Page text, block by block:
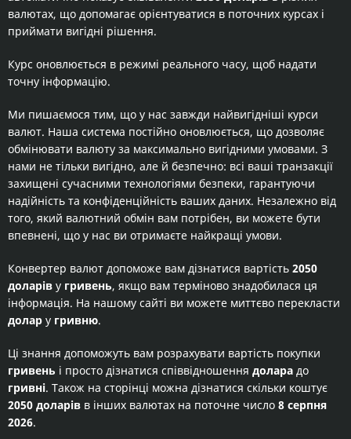
валютах, що допомагає орієнтуватися в поточних курсах і
приймати вигідні рішення.
Курс оновлюється в режимі реального часу, щоб надати
точну інформацію.
Ми пишаємося тим, що у нас завжди найвигідніші курси
валют. Наша система постійно оновлюється, що дозволяє
обмінювати валюту за максимально вигідними умовами. З
нами не тільки вигідно, але й безпечно: всі ваші транзакції
захищені сучасними технологіями безпеки, гарантуючи
надійність та конфіденційність ваших даних. Незалежно від
того, який валютний обмін вам потрібен, ви можете бути
впевнені, що у нас ви отримаєте найкращі умови.
Конвертер валют допоможе вам дізнатися вартість 2050
доларів у гривень, якщо вам терміново знадобилася ця
інформація. На нашому сайті ви можете миттєво перекласти
долар у гривню.
Ці знання допоможуть вам розрахувати вартість покупки
гривень і просто дізнатися співвідношення долара до
гривні. Також на сторінці можна дізнатися скільки коштує
2050 доларів в інших валютах на поточне число 8 серпня
2026.